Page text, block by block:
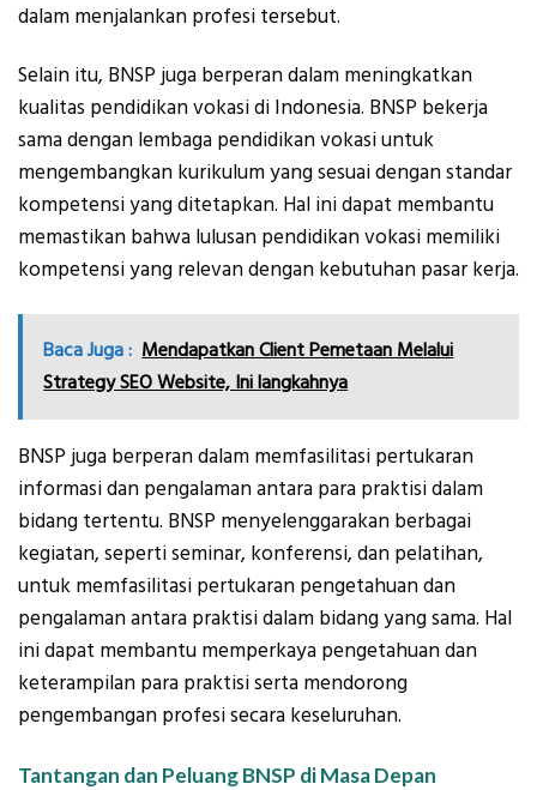
dalam menjalankan profesi tersebut.
Selain itu, BNSP juga berperan dalam meningkatkan
kualitas pendidikan vokasi di Indonesia. BNSP bekerja
sama dengan lembaga pendidikan vokasi untuk
mengembangkan kurikulum yang sesuai dengan standar
kompetensi yang ditetapkan. Hal ini dapat membantu
memastikan bahwa lulusan pendidikan vokasi memiliki
kompetensi yang relevan dengan kebutuhan pasar kerja.
Baca Juga : Mendapatkan Client Pemetaan Melalui
Strategy SEO Website, Ini langkahnya
BNSP juga berperan dalam memfasilitasi pertukaran
informasi dan pengalaman antara para praktisi dalam
bidang tertentu. BNSP menyelenggarakan berbagai
kegiatan, seperti seminar, konferensi, dan pelatihan,
untuk memfasilitasi pertukaran pengetahuan dan
pengalaman antara praktisi dalam bidang yang sama. Hal
ini dapat membantu memperkaya pengetahuan dan
keterampilan para praktisi serta mendorong
pengembangan profesi secara keseluruhan.
Tantangan dan Peluang BNSP di Masa Depan